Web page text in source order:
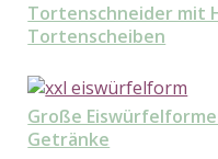
Tortenschneider mit
Tortenscheiben
Große
Getränke